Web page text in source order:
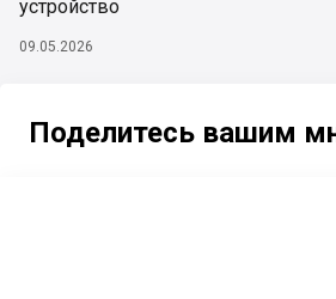
устройство
09.05.2026
Поделитесь вашим